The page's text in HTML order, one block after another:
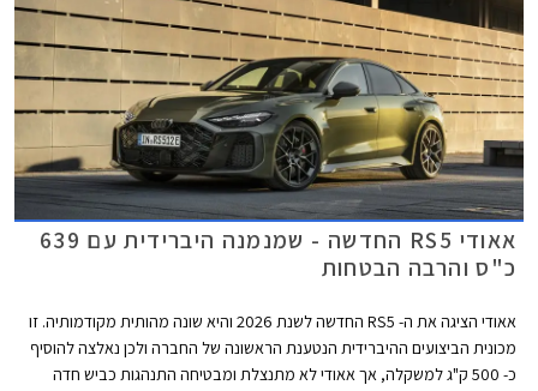
להתפאר בהספק מרשים של 639 כ"ס המאפשר שיגור 0-100 קמ"ש תוך 3.6
שניות כיאה למפלצת ביצועים. המחיר עומד על 819,900 ₪.
אאודי RS5 החדשה - שמנמנה היברידית עם 639
כ"ס והרבה הבטחות
אאודי הציגה את ה- RS5 החדשה לשנת 2026 והיא שונה מהותית מקודמותיה. זו
מכונית הביצועים ההיברידית הנטענת הראשונה של החברה ולכן נאלצה להוסיף
כ- 500 ק"ג למשקלה, אך אאודי לא מתנצלת ומבטיחה התנהגות כביש חדה